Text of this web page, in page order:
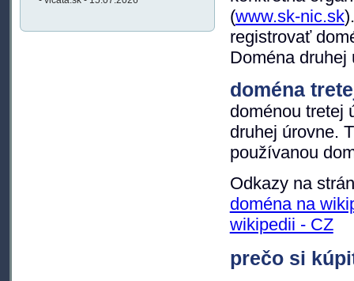
(www.sk-nic.sk
registrovať
Doména
doména
doménou tretej
druhej úrovne.
používanou
Odkazy na
doména na
wikipedii - CZ
prečo si